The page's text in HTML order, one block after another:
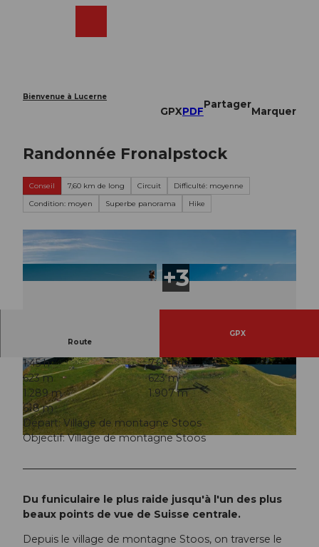
Bienvenue à Lucerne
GPXPDF
Partager
Marquer
Randonnée Fronalpstock
Conseil 7,60 km de long Circuit
Difficulté: moyenne
Condition: moyen
Superbe panorama Hike
© Stoos-Muotatal Tourismus, Stoos-Muotatal Tourismus
© Beat Brechbühl, Stoos-Muotatal Tourismus
© Stoos-Muotatal Tourismus, Stoos-Muotatal T
ourismus
Route
GPX
1:45 h
7,60 km
623 m
623 m
1.289 m
1.907 m
618 m
Départ: Village de montagne Stoos
Objectif: Village de montagne Stoos
Du funiculaire le plus raide jusqu'à l'un des plus
beaux points de vue de Suisse centrale.
Depuis le village de montagne Stoos, on traverse le